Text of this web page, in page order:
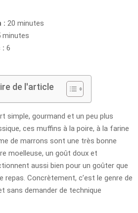
: 20 minutes
minutes
: 6
de l'article
simple, gourmand et un peu plus
ces muffins à la poire, à la farine
de marrons sont une très bonne
moelleuse, un goût doux et
aussi bien pour un goûter que
repas. Concrètement, c’est le genre de
demander de technique